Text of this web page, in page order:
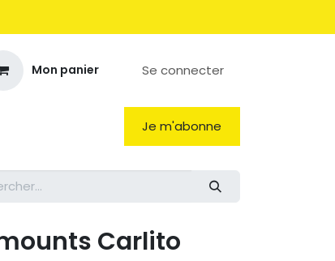
Mon panier Se connecter
Je m'abonne
Carlito